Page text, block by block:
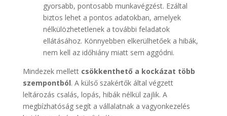
gyorsabb, pontosabb munkavégzést. Ezáltal
biztos lehet a pontos adatokban, amelyek
nélkülözhetetlenek a további feladatok
ellátásához. Könnyebben elkerülhetőek a hibák,
nem kell az időhiány miatt sem aggódni.
Mindezek mellett csökkenthető a kockázat több
szempontból. A külső szakértők által végzett
leltározás csalás, lopás, hibák nélkül zajlik. A
megbízhatóság segít a vállalatnak a vagyonkezelés